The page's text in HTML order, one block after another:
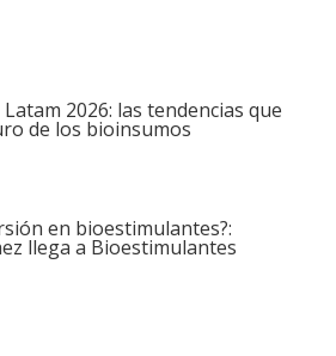
2026: las tendencias que
de los bioinsumos
en bioestimulantes?:
llega a Bioestimulantes